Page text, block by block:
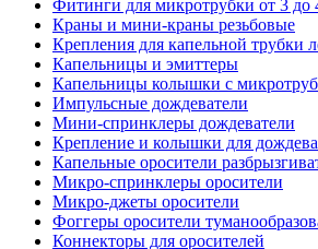
Фитинги для микротрубки от 3 до
Краны и мини-краны резьбовые
Крепления для капельной трубки
Капельницы и эмиттеры
Капельницы колышки с
Импульсные дождеватели
Мини-спринклеры дождеватели
Крепление и колышки для
Капельные оросители
Микро-спринклеры оросители
Микро-джеты оросители
Фоггеры оросители
Коннекторы для оросителей